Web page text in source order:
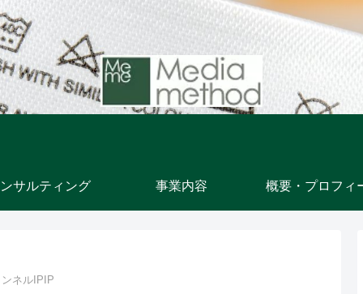
サルティング 事業内容 概要・プロフィ
ネルIPIP